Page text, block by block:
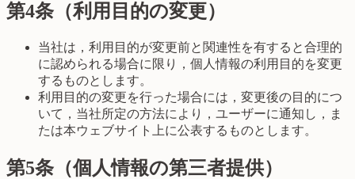
第4条（利用目的の変更）
当社は，利用目的が変更前と関連性を有すると合理的
に認められる場合に限り，個人情報の利用目的を変更
するものとします。
利用目的の変更を行った場合には，変更後の目的につ
いて，当社所定の方法により，ユーザーに通知し，ま
たは本ウェブサイト上に公表するものとします。
第5条（個人情報の第三者提供）